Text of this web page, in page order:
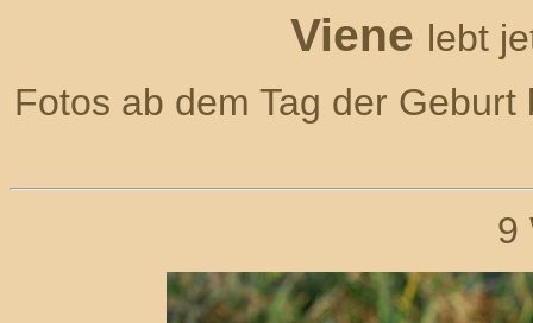
Viene lebt
Fotos ab dem Tag der
9